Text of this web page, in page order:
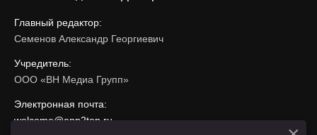
Главный редактор:
Семенов Александр Георгиевич
Учредитель:
ООО «ВН Медиа Групп»
Электронная почта:
welcome@app2top.ru